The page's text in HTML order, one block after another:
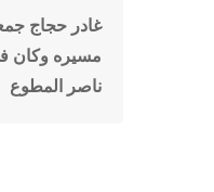
غادر حجاج
مسيره وكان
ناصر المطوع